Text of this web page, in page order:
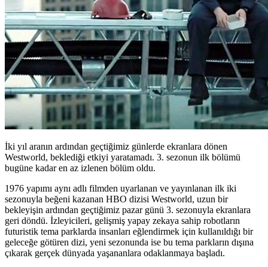
İki yıl aranın ardından geçtiğimiz günlerde ekranlara dönen
Westworld, beklediği etkiyi yaratamadı. 3. sezonun ilk bölümü
bugüne kadar en az izlenen bölüm oldu.
1976 yapımı aynı adlı filmden uyarlanan ve yayınlanan ilk iki
sezonuyla beğeni kazanan HBO dizisi Westworld, uzun bir
bekleyişin ardından geçtiğimiz pazar günü 3. sezonuyla ekranlara
geri döndü. İzleyicileri, gelişmiş yapay zekaya sahip robotların
futuristik tema parklarda insanları eğlendirmek için kullanıldığı bir
geleceğe götüren dizi, yeni sezonunda ise bu tema parkların dışına
çıkarak gerçek dünyada yaşananlara odaklanmaya başladı.